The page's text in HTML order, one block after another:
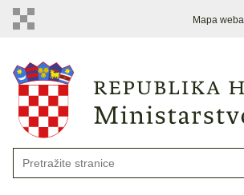
Mapa weba